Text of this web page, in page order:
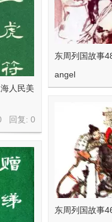
东周列国故事
angel
人民美
回复: 0
东周列国故事